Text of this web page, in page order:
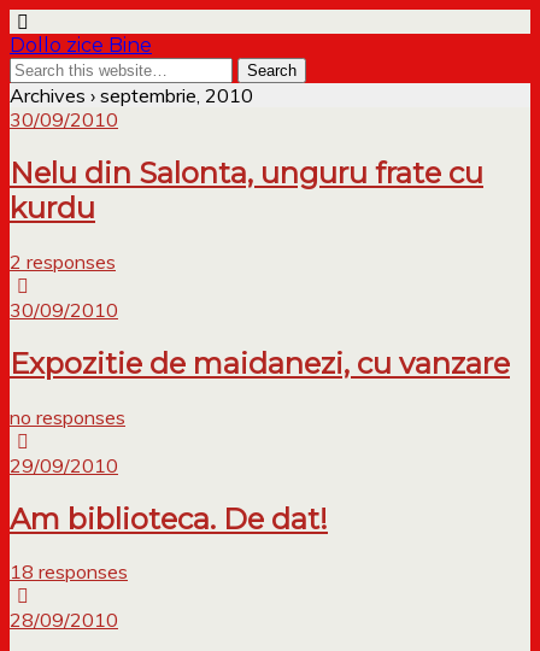
Dollo zice Bine
Archives › septembrie, 2010
30/09/2010
Nelu din Salonta, unguru frate cu
kurdu
2 responses
30/09/2010
Expozitie de maidanezi, cu vanzare
no responses
29/09/2010
Am biblioteca. De dat!
18 responses
28/09/2010